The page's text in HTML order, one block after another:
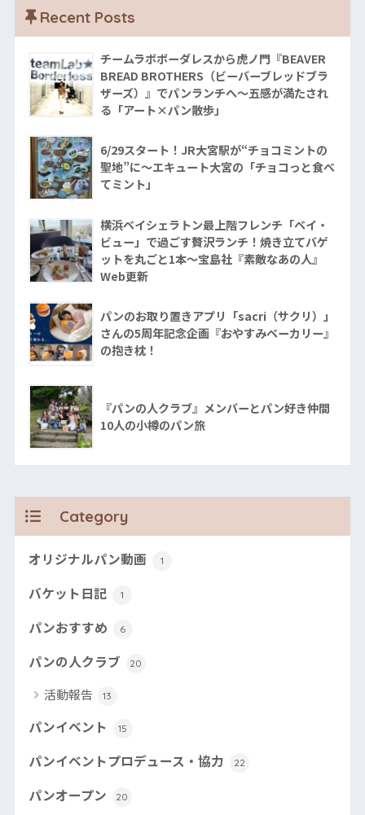
Recent Posts
チームラボボーダレスから虎ノ門『BEAVER
BREAD BROTHERS（ビーバーブレッドブラ
ザーズ）』でパンランチへ〜五感が満たされ
る「アート×パン散歩」
6/29スタート！JR大宮駅が“チョコミントの
聖地”に〜エキュート大宮の「チョコっと食べ
てミント」
横浜ベイシェラトン最上階フレンチ「ベイ・
ビュー」で過ごす贅沢ランチ！焼き立てバゲ
ットを丸ごと1本〜宝島社『素敵なあの人』
Web更新
パンのお取り置きアプリ「sacri（サクリ）」
さんの5周年記念企画『おやすみベーカリー』
の抱き枕！
『パンの人クラブ』メンバーとパン好き仲間
10人の小樽のパン旅
Category
オリジナルパン動画 1
バケット日記 1
パンおすすめ 6
パンの人クラブ 20
活動報告 13
パンイベント 15
パンイベントプロデュース・協力 22
パンオープン 20